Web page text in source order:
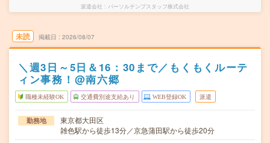
派遣会社 パーソルテンプスタッフ株式会社
未読 掲載日 2026/08/07
＼週3日～5日＆16：30まで／もくもくルーテ
ィン事務！@南六郷
職種未経験OK 交通費別途支給あり WEB登録OK 派遣
勤務地
東京都大田区
雑色駅から徒歩13分／京急蒲田駅から徒歩20分